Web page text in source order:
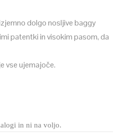
dolgo nosljive baggy
patentki in visokim pasom, da
vse ujemajoče.
in ni na voljo.